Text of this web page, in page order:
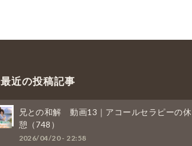
最近の投稿記事
兄との和解 動画13｜アコールセラピーの休
憩（748）
2026/04/20 - 22:58